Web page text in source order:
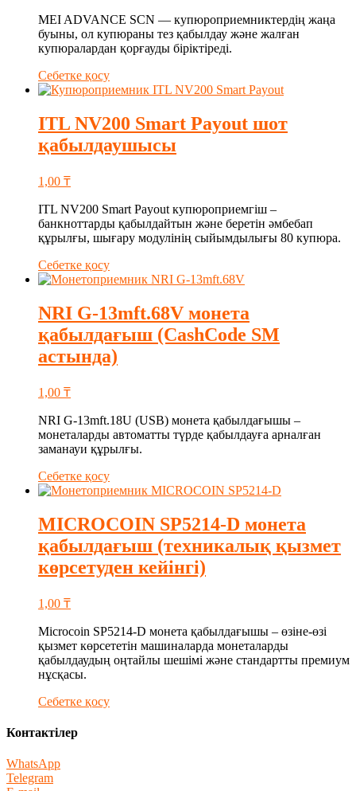
MEI ADVANCE SCN — купюроприемниктердің жаңа
буыны, ол купюраны тез қабылдау және жалған
купюралардан қорғауды біріктіреді.
Себетке қосу
ITL NV200 Smart Payout шот
қабылдаушысы
1,00 ₸
ITL NV200 Smart Payout купюроприемгіш –
банкноттарды қабылдайтын және беретін әмбебап
құрылғы, шығару модулінің сыйымдылығы 80 купюра.
Себетке қосу
NRI G-13mft.68V монета
қабылдағыш (CashCode SM
астында)
1,00 ₸
NRI G-13mft.18U (USB) монета қабылдағышы –
монеталарды автоматты түрде қабылдауға арналған
заманауи құрылғы.
Себетке қосу
MICROCOIN SP5214-D монета
қабылдағыш (техникалық қызмет
көрсетуден кейінгі)
1,00 ₸
Microcoin SP5214-D монета қабылдағышы – өзіне-өзі
қызмет көрсететін машиналарда монеталарды
қабылдаудың оңтайлы шешімі және стандартты премиум
нұсқасы.
Себетке қосу
Контактілер
WhatsApp
Telegram